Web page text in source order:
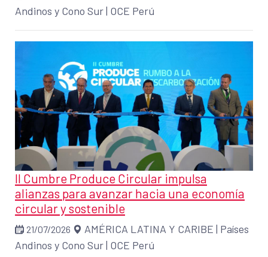
Andinos y Cono Sur| OCE Perú
II Cumbre Produce Circular impulsa
alianzas para avanzar hacia una economía
circular y sostenible
21/07/2026 AMÉRICA LATINA Y CARIBE | Países
Andinos y Cono Sur| OCE Perú